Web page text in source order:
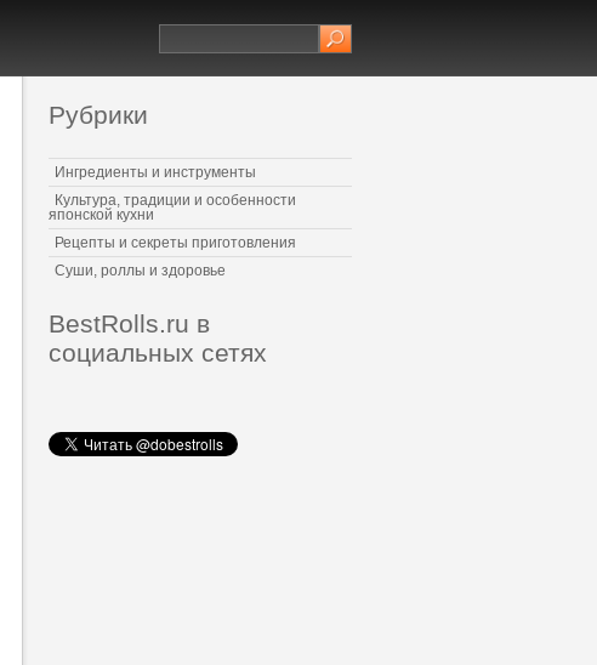
Рубрики
Ингредиенты и инструменты
Культура, традиции и особенности
японской кухни
Рецепты и секреты приготовления
Суши, роллы и здоровье
BestRolls.ru в
социальных сетях